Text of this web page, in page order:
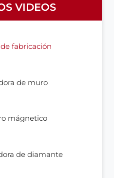
VIDEOS
fabricación
de muro
mágnetico
de diamante